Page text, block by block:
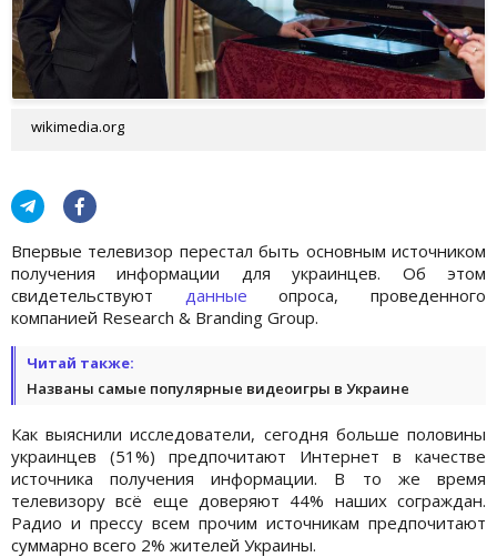
wikimedia.org
Впервые телевизор перестал быть основным источником
получения информации для украинцев. Об этом
свидетельствуют данные опроса, проведенного
компанией Research & Branding Group.
Читай также:
Названы самые популярные видеоигры в Украине
Как выяснили исследователи, сегодня больше половины
украинцев (51%) предпочитают Интернет в качестве
источника получения информации. В то же время
телевизору всё еще доверяют 44% наших сограждан.
Радио и прессу всем прочим источникам предпочитают
суммарно всего 2% жителей Украины.